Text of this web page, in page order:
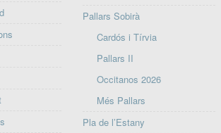
Pallars Sobirà
Cardós i Tírvia
Pallars II
Occitanos 2026
Més Pallars
Pla de l’Estany